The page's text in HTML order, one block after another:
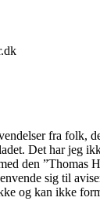
fra folk,
Det har jeg
den ”Thomas
sig til
og kan ikke